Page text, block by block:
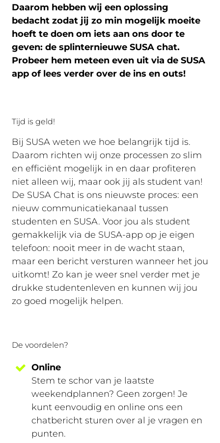
Daarom hebben wij een oplossing
bedacht zodat jij zo min mogelijk moeite
hoeft te doen om iets aan ons door te
geven: de splinternieuwe SUSA chat.
Probeer hem meteen even uit via de SUSA
app of lees verder over de ins en outs!
Tijd is geld!
Bij SUSA weten we hoe belangrijk tijd is.
Daarom richten wij onze processen zo slim
en efficiënt mogelijk in en daar profiteren
niet alleen wij, maar ook jij als student van!
De SUSA Chat is ons nieuwste proces: een
nieuw communicatiekanaal tussen
studenten en SUSA. Voor jou als student
gemakkelijk via de SUSA-app op je eigen
telefoon: nooit meer in de wacht staan,
maar een bericht versturen wanneer het jou
uitkomt! Zo kan je weer snel verder met je
drukke studentenleven en kunnen wij jou
zo goed mogelijk helpen.
De voordelen?
Online
Stem te schor van je laatste
weekendplannen? Geen zorgen! Je
kunt eenvoudig en online ons een
chatbericht sturen over al je vragen en
punten.